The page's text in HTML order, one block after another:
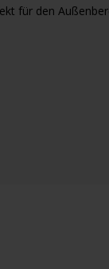
für den